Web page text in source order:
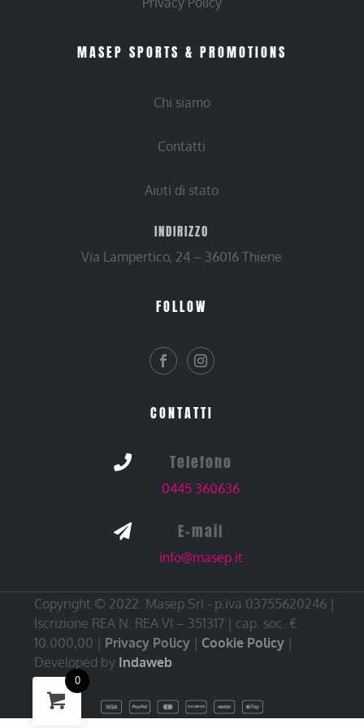
MASEP SPORTS & PROMOTIONS
Chi siamo
Contatti
Aiuti di stato
INDIRIZZO
Via Lampertico, 24 – 36016 Thiene
FOLLOW
CONTATTI
 Telefono
0445 360636
 E-mail
info@masep.it
Copyright © 2022. Masep Srl - p.iva 03755620246 |
Iscrizione REA N. REA VI – 351317 | cap. soc. €
10.000,00 | Privacy Policy | Cookie Policy |
Developed by Indaweb
0